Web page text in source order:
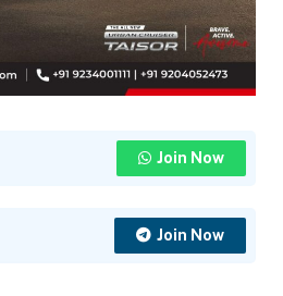
Join Now
Join Now